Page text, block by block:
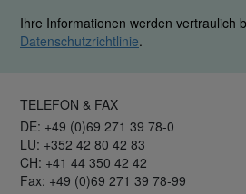
Ihre Informationen werden vertraulich
Datenschutzrichtlinie.
TELEFON & FAX
DE: +49 (0)69 271 39 78-0
LU: +352 42 80 42 83
CH: +41 44 350 42 42
Fax: +49 (0)69 271 39 78-99